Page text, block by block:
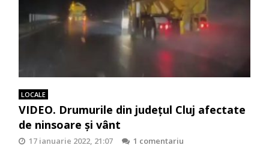
LOCALE
VIDEO. Drumurile din județul Cluj afectate
de ninsoare și vânt
17 ianuarie 2022, 21:07
1 comentariu